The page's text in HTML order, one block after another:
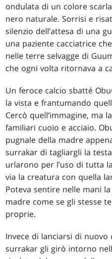
ondulata di un colore
nero naturale. Sorrisi e
silenzio dell’attesa di una
una paziente cacciatrice
nelle terre selvagge di
che ogni volta ritornava a
Un feroce calcio sbatté
la vista e frantumando
Cercò quell’immagine, ma
familiari cuoio e acciaio.
pugnale della madre
surrakar di tagliargli la
urlarono per l’uso di tutta
via la creatura con quella
Poteva sentire nelle mani
madre come se gli stesse
proprie.
Invece di lanciarsi di
surrakar gli girò intorno